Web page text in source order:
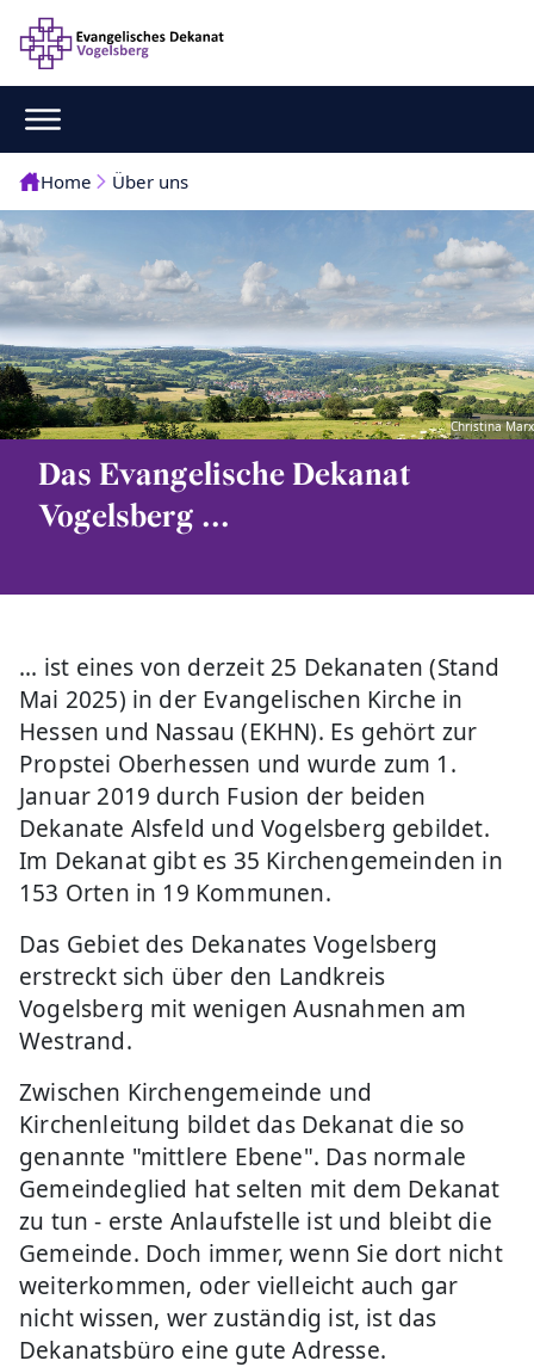
Home Über uns
Christina Marx
Das Evangelische Dekanat
Vogelsberg ...
... ist eines von derzeit 25 Dekanaten (Stand
Mai 2025) in der Evangelischen Kirche in
Hessen und Nassau (EKHN). Es gehört zur
Propstei Oberhessen und wurde zum 1.
Januar 2019 durch Fusion der beiden
Dekanate Alsfeld und Vogelsberg gebildet.
Im Dekanat gibt es 35 Kirchengemeinden in
153 Orten in 19 Kommunen.
Das Gebiet des Dekanates Vogelsberg
erstreckt sich über den Landkreis
Vogelsberg mit wenigen Ausnahmen am
Westrand.
Zwischen Kirchengemeinde und
Kirchenleitung bildet das Dekanat die so
genannte "mittlere Ebene". Das normale
Gemeindeglied hat selten mit dem Dekanat
zu tun - erste Anlaufstelle ist und bleibt die
Gemeinde. Doch immer, wenn Sie dort nicht
weiterkommen, oder vielleicht auch gar
nicht wissen, wer zuständig ist, ist das
Dekanatsbüro eine gute Adresse.